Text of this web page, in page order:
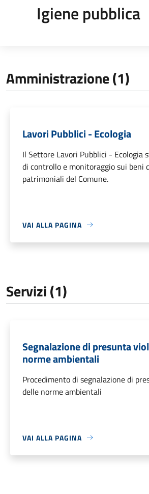
Igiene pubblica
Amministrazione (1)
Lavori Pubblici - Ecologia
Il Settore Lavori Pubblici - Ecologia
di controllo e monitoraggio sui beni
patrimoniali del Comune.
VAI ALLA PAGINA
Servizi (1)
Segnalazione di presunta
norme ambientali
Procedimento di segnalazione di
delle norme ambientali
VAI ALLA PAGINA